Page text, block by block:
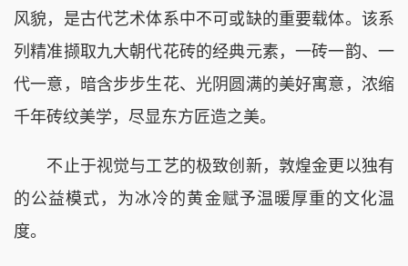
风貌，是古代艺术体系中不可或缺的重要载体。该系
列精准撷取九大朝代花砖的经典元素，一砖一韵、一
代一意，暗含步步生花、光阴圆满的美好寓意，浓缩
千年砖纹美学，尽显东方匠造之美。
不止于视觉与工艺的极致创新，敦煌金更以独有
的公益模式，为冰冷的黄金赋予温暖厚重的文化温
度。